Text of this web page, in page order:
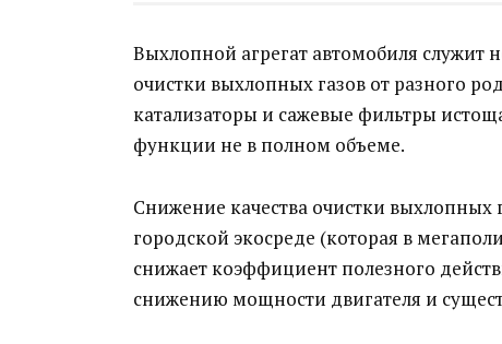
Выхлопной агрегат автомобиля служит
очистки выхлопных газов от разного
катализаторы и сажевые фильтры
функции не в полном объеме.
Снижение качества очистки выхлопных
городской экосреде (которая в
снижает коэффициент полезного
снижению мощности двигателя и